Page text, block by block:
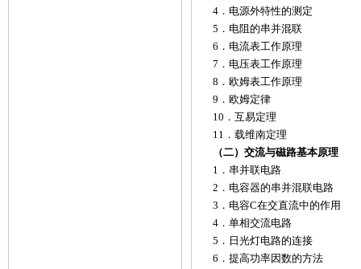
4．电源外特性的测定
5．电阻的串并混联
6．电流表工作原理
7．电压表工作原理
8．欧姆表工作原理
9．欧姆定律
10．互易定理
11．载维南定理
（二）交流与磁路基本原理
1．串并联电路
2．电容器的串并混联电路
3．电容C在交直流中的作用
4．单相交流电路
5．日光灯电路的连接
6．提高功率因数的方法